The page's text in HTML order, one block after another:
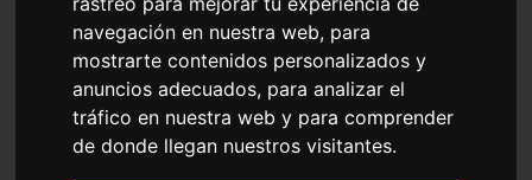
navegación en nuestra web, para
mostrarte contenidos personalizados y
anuncios adecuados, para analizar el
tráfico en nuestra web y para comprender
de donde llegan nuestros visitantes.